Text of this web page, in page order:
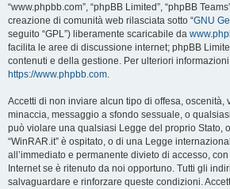
“www.phpbb.com”, “phpBB Limited”, “phpBB
creazione di comunità web rilasciata sotto “GNU
seguito “GPL”) liberamente scaricabile da
facilita le aree di discussione internet; phpBB
contenuti e della gestione. Per ulteriori
https://www.phpbb.com.
Accetti di non inviare alcun tipo di offesa, oscenità,
minaccia, messaggio a sfondo sessuale, o
può violare una qualsiasi Legge del proprio Stato,
“WinRAR.it” è ospitato, o di una Legge
all’immediato e permanente divieto di accesso,
Internet se è ritenuto da noi opportuno. Tutti gli
salvaguardare e rinforzare queste condizioni.